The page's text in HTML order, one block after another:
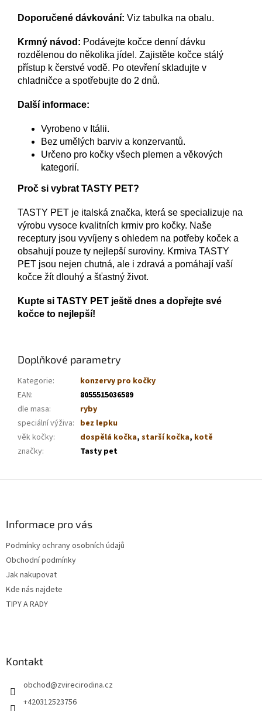
Doporučené dávkování: Viz tabulka na obalu.
Krmný návod: Podávejte kočce denní dávku
rozdělenou do několika jídel. Zajistěte kočce stálý
přístup k čerstvé vodě. Po otevření skladujte v
chladničce a spotřebujte do 2 dnů.
Další informace:
Vyrobeno v Itálii.
Bez umělých barviv a konzervantů.
Určeno pro kočky všech plemen a věkových
kategorií.
Proč si vybrat TASTY PET?
TASTY PET je italská značka, která se specializuje na
výrobu vysoce kvalitních krmiv pro kočky. Naše
receptury jsou vyvíjeny s ohledem na potřeby koček a
obsahují pouze ty nejlepší suroviny. Krmiva TASTY
PET jsou nejen chutná, ale i zdravá a pomáhají vaší
kočce žít dlouhý a šťastný život.
Kupte si TASTY PET ještě dnes a dopřejte své
kočce to nejlepší!
Doplňkové parametry
Kategorie:
konzervy pro kočky
EAN:
8055515036589
dle masa:
ryby
speciální výživa: bez lepku
věk kočky: dospělá kočka, starší kočka, kotě
značky: Tasty pet
Informace pro vás
Podmínky ochrany osobních údajů
Obchodní podmínky
Jak nakupovat
Kde nás najdete
TIPY A RADY
Kontakt
obchod@zvirecirodina.cz
+420312523756